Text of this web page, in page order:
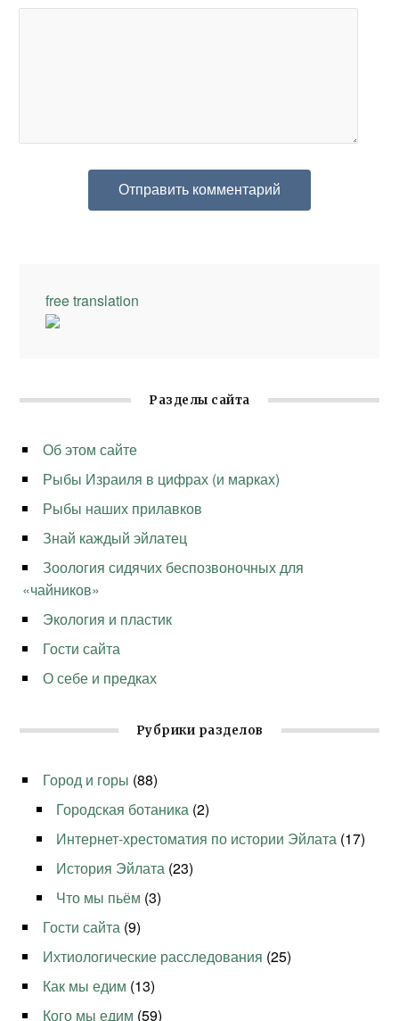
free translation
Разделы сайта
Об этом сайте
Рыбы Израиля в цифрах (и марках)
Рыбы наших прилавков
Знай каждый эйлатец
Зоология сидячих беспозвоночных для
«чайников»
Экология и пластик
Гости сайта
О себе и предках
Рубрики разделов
Город и горы (88)
Городская ботаника (2)
Интернет-хрестоматия по истории Эйлата (17)
История Эйлата (23)
Что мы пьём (3)
Гости сайта (9)
Ихтиологические расследования (25)
Как мы едим (13)
Кого мы едим (59)